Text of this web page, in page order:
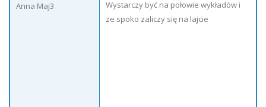
Anna Maj3
Wystarczy być na połowie wykładów i
ze spoko zaliczy się na lajcie